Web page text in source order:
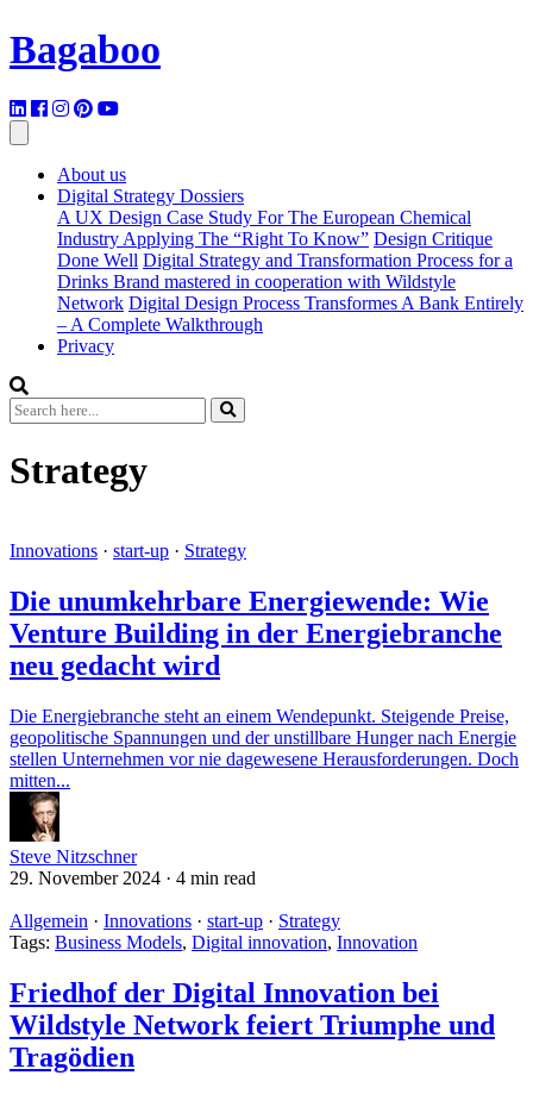
Bagaboo
About us
Digital Strategy Dossiers
A UX Design Case Study For The European Chemical
Industry Applying The “Right To Know” Design Critique
Done Well Digital Strategy and Transformation Process for a
Drinks Brand mastered in cooperation with Wildstyle
Network Digital Design Process Transformes A Bank Entirely
– A Complete Walkthrough
Privacy
Strategy
Innovations · start-up · Strategy
Die unumkehrbare Energiewende: Wie
Venture Building in der Energiebranche
neu gedacht wird
Die Energiebranche steht an einem Wendepunkt. Steigende Preise,
geopolitische Spannungen und der unstillbare Hunger nach Energie
stellen Unternehmen vor nie dagewesene Herausforderungen. Doch
mitten...
Steve Nitzschner
29. November 2024 · 4 min read
Allgemein · Innovations · start-up · Strategy
Tags: Business Models, Digital innovation, Innovation
Friedhof der Digital Innovation bei
Wildstyle Network feiert Triumphe und
Tragödien